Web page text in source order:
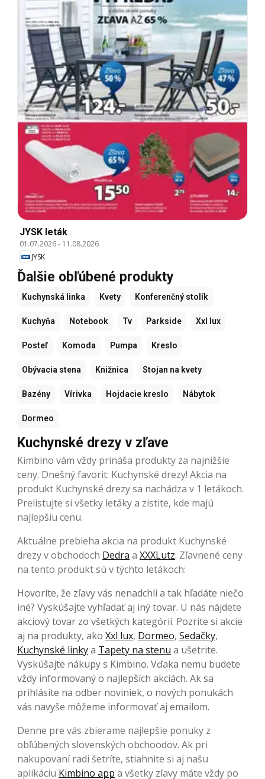
JYSK leták
01.07.2026- 11.08.2026
JYSK
Ďalšie obľúbené produkty
Kuchynská linka Kvety Konferenčný stolík
Kuchyňa Notebook Tv Parkside Xxl lux
Posteľ Komoda Pumpa Kreslo
Obývacia stena Knižnica Stojan na kvety
Bazény Vírivka Hojdacie kreslo Nábytok
Dormeo
Kuchynské drezy v zľave
Kimbino vám vždy prináša produkty za najnižšie
ceny. Dnešný favorit: Kuchynské drezy! Akcia na
produkt Kuchynské drezy sa nachádza v 1 letákoch.
Prelistujte si všetky letáky a zistite, kde majú
najlepšiu cenu.
Aktuálne prebieha akcia na produkt Kuchynské
drezy v obchodoch Dedra a XXXLutz. Zľavnené ceny
na tento produkt sú v týchto letákoch:
Hovoríte, že zľavy vás nenadchli a tak hľadáte niečo
iné? Vyskúšajte vyhľadať aj iný tovar. U nás nájdete
akciový tovar zo všetkých kategórií. Pozrite si akcie
aj na produkty, ako Xxl lux, Dormeo, Sedačky,
Kuchynské linkya Tapety na stenu a ušetrite.
Vyskúšajte nákupy s Kimbino. Vďaka nemu budete
vždy informovaný o najlepších akciách. Ak sa
prihlásite na odber noviniek, o nových ponukách
vás navyše môžeme informovať aj emailom.
Denne pre vás zbierame najlepšie ponuky z
obľúbených slovenských obchoodov. Ak pri
nakupovaní radi šetríte, stiahnite si aj našu
aplikáciu Kimbino app a všetky zľavy máte vždy po